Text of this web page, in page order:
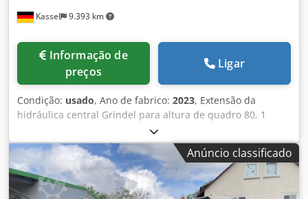
Kassel 9.393 km
preços
Ligar
Condição: usado, Ano de fabrico: 2023, Extensão da
hidráulica central Grindel para altura de quadro 80, 1
corpo de arado STW / 35, 1 par de lâminas de aiveca 430, 1
par de bicos de aiveca HD, 1 par de chapas de inserção
para STW / 35, 1 par de suportes de disco-ceifador para
disco-ceifador Variopf D 500 dentado e/ou com suspensão
por mola, 1 Dsdpfor Ucigex An Eskr
Anúncio classificado